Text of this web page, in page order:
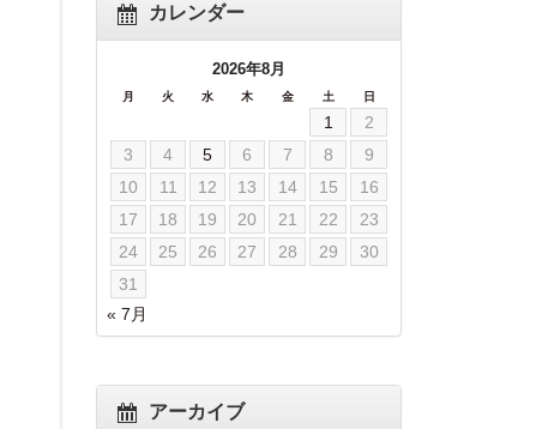
カレンダー
2026年8月
月 火 水 木 金 土 日
1
2
3
4 5 6 7 8
9
10
11 12 13 14 15
16
17
18 19 20 21 22
23
24
25 26 27 28 29
30
31
« 7月
アーカイブ